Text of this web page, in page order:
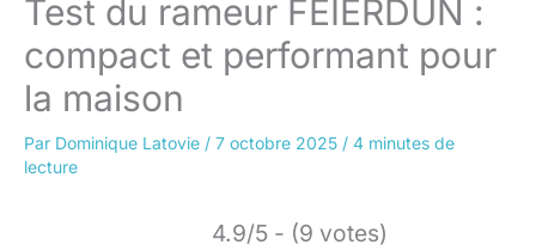
Test du rameur FEIERDUN :
compact et performant pour
la maison
Par Dominique Latovie / 7 octobre 2025 / 4 minutes de
lecture
4.9/5 - (9 votes)